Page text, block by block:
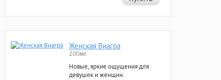
Женская Виагра
100мг
Новые, яркие ощущения для
девушек и женщин.